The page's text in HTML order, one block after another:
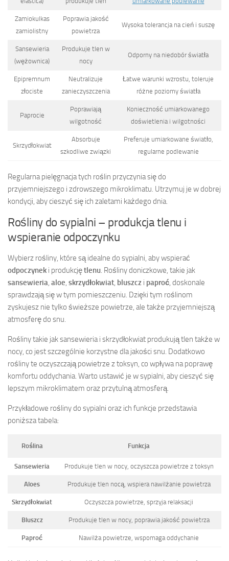
Zamiokulkas
zamiolistny
Poprawia jakość
powietrza
Wysoka tolerancja na cień i suszę
Sansewieria
(wężownica)
Produkuje tlen w
nocy
Odporny na niedobór światła
Epipremnum
złociste
Neutralizuje
zanieczyszczenia
Łatwe warunki wzrostu, toleruje
różne poziomy światła
Paprocie
Poprawiają
wilgotność
Konieczność umiarkowanego
doświetlenia i wilgotności
Skrzydłokwiat
Absorbuje
szkodliwe związki
Preferuje umiarkowane światło,
regularne podlewanie
Regularna pielęgnacja tych roślin przyczynia się do
przyjemniejszego i zdrowszego mikroklimatu. Utrzymuj je w dobrej
kondycji, aby cieszyć się ich zaletami każdego dnia.
Rośliny do sypialni – produkcja tlenu i
wspieranie odpoczynku
Wybierz rośliny, które są idealne do sypialni, aby wspierać
odpoczynek i produkcjętlenu. Rośliny doniczkowe, takie jak
sansewieria, aloe, skrzydłokwiat, bluszcz i paproć, doskonale
sprawdzają się w tym pomieszczeniu. Dzięki tym roślinom
zyskujesz nie tylko świeższe powietrze, ale także przyjemniejszą
atmosferę do snu.
Rośliny takie jak sansewieria i skrzydłokwiat produkują tlen także w
nocy, co jest szczególnie korzystne dla jakości snu. Dodatkowo
rośliny te oczyszczają powietrze z toksyn, co wpływa na poprawę
komfortu oddychania. Warto ustawić je w sypialni, aby cieszyć się
lepszym mikroklimatem oraz przytulną atmosferą.
Przykładowe rośliny do sypialni oraz ich funkcje przedstawia
poniższa tabela:
Roślina Funkcja
Sansewieria Produkuje tlen w nocy, oczyszcza powietrze z toksyn
Aloes Produkuje tlen nocą, wspiera nawilżanie powietrza
Skrzydłokwiat Oczyszcza powietrze, sprzyja relaksacji
Bluszcz Produkuje tlen w nocy, poprawia jakość powietrza
Paproć Nawilża powietrze, wspomaga oddychanie